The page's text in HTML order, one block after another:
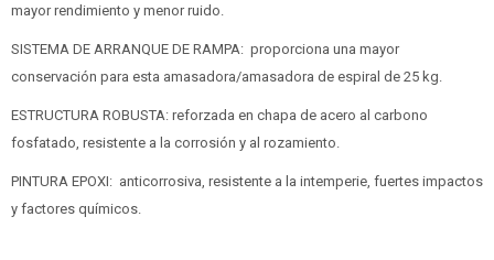
mayor rendimiento y menor ruido.
SISTEMA DE ARRANQUE DE RAMPA: proporciona una mayor
conservación para esta amasadora/amasadora de espiral de 25 kg.
ESTRUCTURA ROBUSTA: reforzada en chapa de acero al carbono
fosfatado, resistente a la corrosión y al rozamiento.
PINTURA EPOXI: anticorrosiva, resistente a la intemperie, fuertes impactos
y factores químicos.